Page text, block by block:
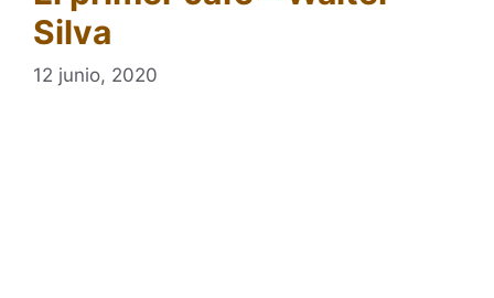
Silva
12 junio, 2020